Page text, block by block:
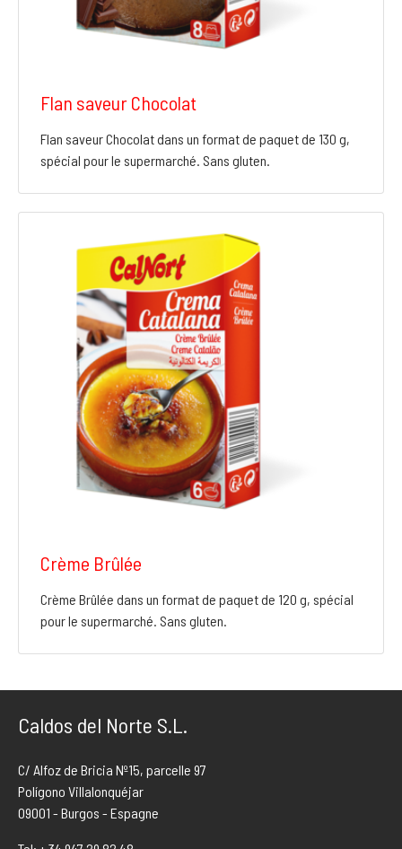
Flan saveur Chocolat
Flan saveur Chocolat dans un format de paquet de 130 g,
spécial pour le supermarché. Sans gluten.
Crème Brûlée
Crème Brûlée dans un format de paquet de 120 g, spécial
pour le supermarché. Sans gluten.
Caldos del Norte S.L.
C/ Alfoz de Bricia Nº15, parcelle 97
Polígono Villalonquéjar
09001 - Burgos - Espagne